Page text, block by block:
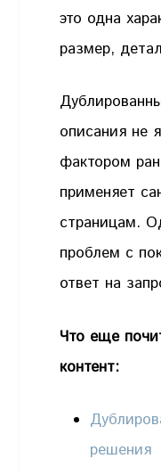
это одна
размер,
описания не
фактором
применяет
страницам.
проблем с
ответ на
Что еще
контент:
решения